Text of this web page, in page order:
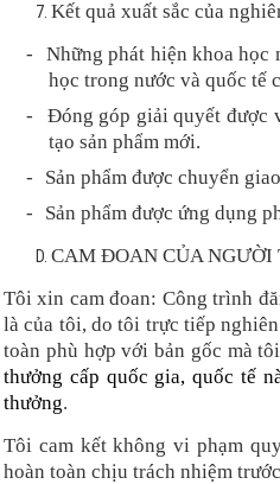
Kết quả xuất sắc của
-
Những phát hiện khoa học
học trong nước và quốc tế
-
Đóng góp giải quyết được
tạo sản phẩm mới.
-
Sản phẩm được chuyển
-
Sản phẩm được ứng dụng
CAM ĐOAN CỦA
Tôi xin cam đoan: Côngtrình
là của tôi, do tôi trực tiếp
toàn phù hợp với bản gốc mà
thưởng cấp quốc gia, quốc tế
thưởng.
Tôi cam kết không vi phạm
hoàn toàn chịu trách nhiệm